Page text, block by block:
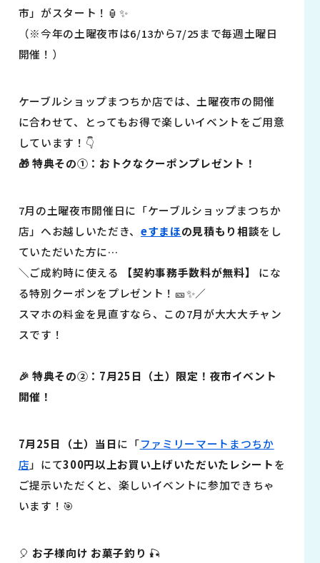
市」がスタート！🏮✨
（※今年の土曜夜市は6/13から7/25まで毎週土曜日
開催！）
ケーブルショップまつちか店では、土曜夜市の開催
に合わせて、とってもお得で楽しいイベントをご用意
しています！👇
🎁 特典その①：おトクなクーポンプレゼント！
7月の土曜夜市開催日に「ケーブルショップまつちか
店」へお越しいただき、 eすまほの見積もり相談をし
ていただいた方に…
＼ご成約時に使える
【契約事務手数料が無料】
にな
る特別クーポンをプレゼント！🎫✨／
スマホの料金を見直すなら、この7月が大大大チャン
スです！
🎉 特典その②：7月25日（土）限定！夜市イベント
開催！
7月25日（土）当日に「ファミリーマートまつちか
店」にて300円以上お買い上げいただいたレシートを
ご提示いただくと、楽しいイベントに参加できちゃ
います！🎯
🎈 お子様向け お菓子釣り 🎣